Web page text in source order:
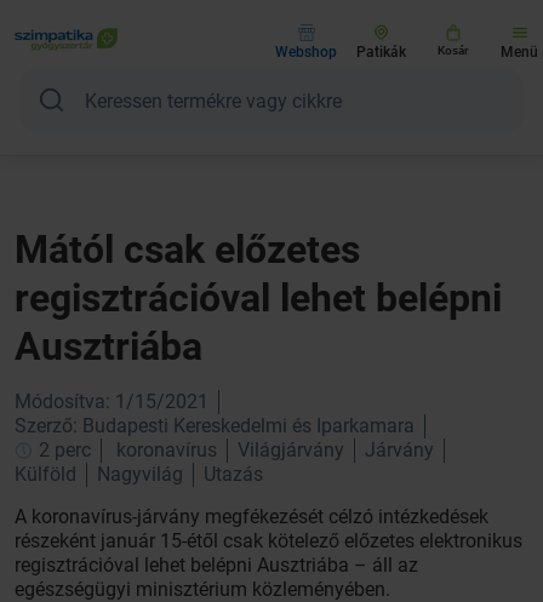
Webshop Patikák Kosár Menü
Mától csak előzetes
regisztrációval lehet belépni
Ausztriába
Módosítva: 1/15/2021
Szerző: Budapesti Kereskedelmi és Iparkamara
2 perc
koronavírus Világjárvány
Járvány
Külföld
Nagyvilág
Utazás
A koronavírus-járvány megfékezését célzó intézkedések
részeként január 15-étől csak kötelező előzetes elektronikus
regisztrációval lehet belépni Ausztriába – áll az
egészségügyi minisztérium közleményében.